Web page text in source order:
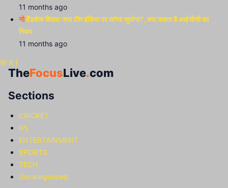
11 months ago
नोहैंडशेक विवादः क्या टीम इंडिया पर लगेगा जुर्माना?, क्या कहता है आईसीसी का
नियम
11 months ago
W X f
TheFocusLive.com
Sections
CRICKET
IPL
ENTERTAINMENT
SPORTS
TECH
Uncategorized